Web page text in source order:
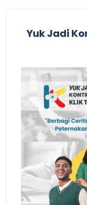
Yuk Jadi